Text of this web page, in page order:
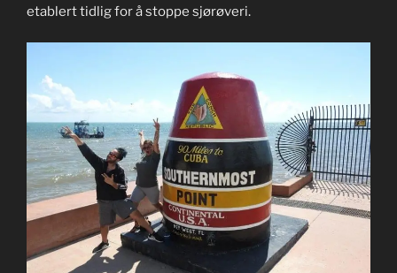
etablert tidlig for å stoppe sjørøveri.